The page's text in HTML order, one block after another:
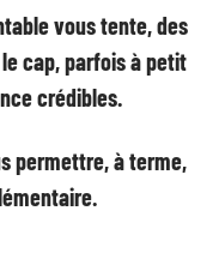
vous tente, des
cap, parfois à petit
crédibles.
permettre, à terme,